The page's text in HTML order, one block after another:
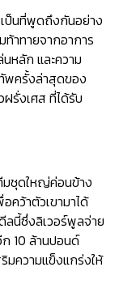
ป็นที่พูดถึงกันอย่าง
าทายจากอาการ
หลัก และความ
พครั้งล่าสุดของ
รั่งเศส ที่ได้รับ
มชุดใหญ่ค่อนข้าง
คว้าตัวเขามาได้
ลนี้ซึ่งลิเวอร์พูลจ่าย
10 ล้านปอนด์
มความแข็งแกร่งให้